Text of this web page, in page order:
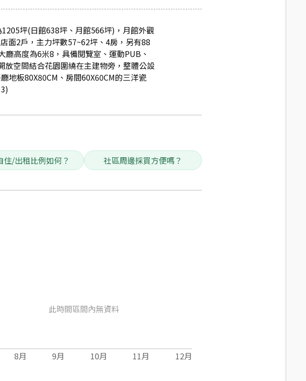
坪(日館638坪、月館566坪)，月館外觀
面2戶，主力坪數57~62坪、4房，另有88
高度為6米8，具備閱覽室、運動PUB、
空間結合花園圍繞在主建物旁，整體公設
地板80X80CM、房間60X60CM的三洋瓷
住/出租比例如何？ 社區周邊採買方便嗎？
此時間區間內無資料
8月 9月 10月 11月 12月